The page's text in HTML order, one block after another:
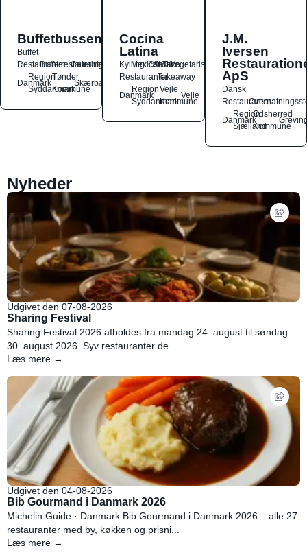
Buffetbussen
Buffet
Restauranter
Buffetrestauranter
Catering
Danmark
Region
Syddanmark
Tønder
Kommune
Skærbæk
Cocina
Latina
Kylling
Mexicansk
OstSalat
TacoVegetarisk
RestauranterTakeaway
Danmark
Region
Syddanmark
Vejle
Kommune
Vejle
J.M.
Iversen
ApS
Dansk
Restauranter
Danmark
Region
Sjælland
Odsherred
Kommune
Nyheder
Udgivet den 07-08-2026
Sharing Festival
Sharing Festival 2026 afholdes fra mandag 24. august til søndag
30. august 2026. Syv restauranter de...
Læs mere →
Udgivet den 04-08-2026
Bib Gourmand i Danmark 2026
Michelin Guide · Danmark Bib Gourmand i Danmark 2026 – alle 27
restauranter med by, køkken og prisni...
Læs mere →